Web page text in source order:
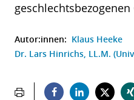
Autor:innen: Klaus Heeke
Dr. Lars Hinrichs, LL.M.